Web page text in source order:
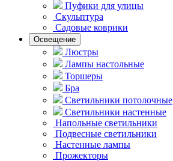
Пуфики для улицы
Скульптура
Садовые коврики
Освещение
Люстры
Лампы настольные
Торшеры
Бра
Светильники потолочные
Светильники настенные
Напольные светильники
Подвесные светильники
Hастенные лампы
Прожекторы